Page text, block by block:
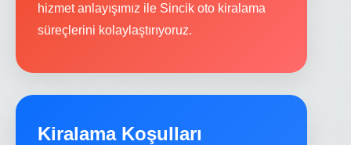
hizmet anlayışımız ile Sincik oto kiralama
süreçlerini kolaylaştırıyoruz.
Kiralama Koşulları